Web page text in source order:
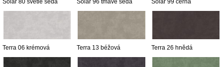
Solar 80 světle šedá Solar 96 tmavě šedá Solar 99 černá
Terra 06 krémová Terra 13 béžová Terra 26 hnědá